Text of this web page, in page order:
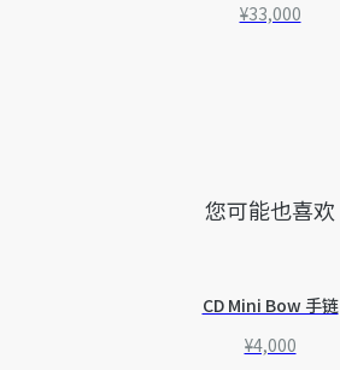
¥33,000
您可能也喜欢
CD Mini Bow 手链
¥4,000